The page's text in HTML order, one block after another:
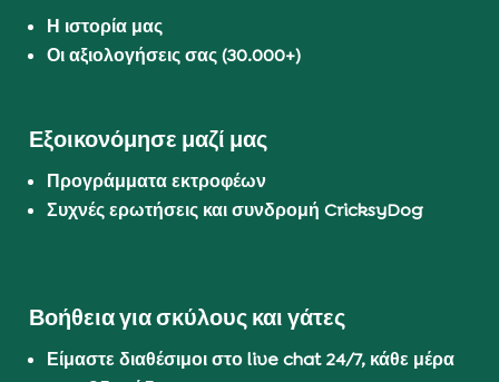
Η ιστορία μας
Οι αξιολογήσεις σας (30.000+)
Εξοικονόμησε μαζί μας
Προγράμματα εκτροφέων
Συχνές ερωτήσεις και συνδρομή CricksyDog
Βοήθεια για σκύλους και γάτες
Είμαστε διαθέσιμοι στο live chat 24/7, κάθε μέρα